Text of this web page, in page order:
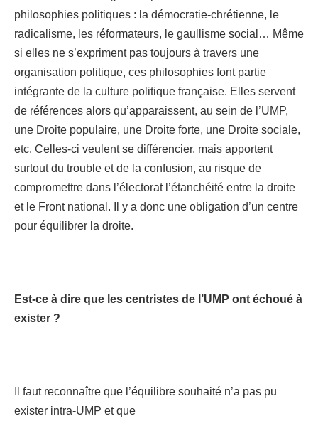
philosophies politiques : la démocratie-chrétienne, le
radicalisme, les réformateurs, le gaullisme social… Même
si elles ne s’expriment pas toujours à travers une
organisation politique, ces philosophies font partie
intégrante de la culture politique française. Elles servent
de références alors qu’apparaissent, au sein de l’UMP,
une Droite populaire, une Droite forte, une Droite sociale,
etc. Celles-ci veulent se différencier, mais apportent
surtout du trouble et de la confusion, au risque de
compromettre dans l’électorat l’étanchéité entre la droite
et le Front national. Il y a donc une obligation d’un centre
pour équilibrer la droite.
Est-ce à dire que les centristes de l’UMP ont échoué à
exister ?
Il faut reconnaître que l’équilibre souhaité n’a pas pu
exister intra-UMP et que